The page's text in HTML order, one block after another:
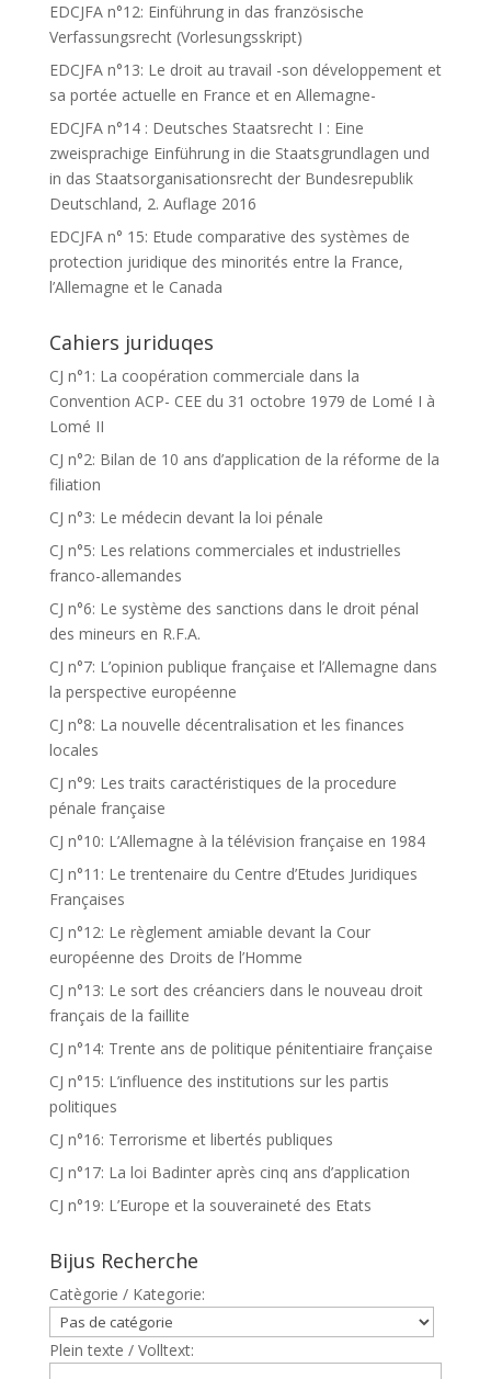
EDCJFA n°12: Einführung in das französische
Verfassungsrecht (Vorlesungsskript)
EDCJFA n°13: Le droit au travail -son développement et
sa portée actuelle en France et en Allemagne-
EDCJFA n°14 : Deutsches Staatsrecht I : Eine
zweisprachige Einführung in die Staatsgrundlagen und
in das Staatsorganisationsrecht der Bundesrepublik
Deutschland, 2. Auflage 2016
EDCJFA n° 15: Etude comparative des systèmes de
protection juridique des minorités entre la France,
l’Allemagne et le Canada
Cahiers juriduqes
CJ n°1: La coopération commerciale dans la
Convention ACP- CEE du 31 octobre 1979 de Lomé I à
Lomé II
CJ n°2: Bilan de 10 ans d’application de la réforme de la
filiation
CJ n°3: Le médecin devant la loi pénale
CJ n°5: Les relations commerciales et industrielles
franco-allemandes
CJ n°6: Le système des sanctions dans le droit pénal
des mineurs en R.F.A.
CJ n°7: L’opinion publique française et l’Allemagne dans
la perspective européenne
CJ n°8: La nouvelle décentralisation et les finances
locales
CJ n°9: Les traits caractéristiques de la procedure
pénale française
CJ n°10: L’Allemagne à la télévision française en 1984
CJ n°11: Le trentenaire du Centre d’Etudes Juridiques
Françaises
CJ n°12: Le règlement amiable devant la Cour
européenne des Droits de l’Homme
CJ n°13: Le sort des créanciers dans le nouveau droit
français de la faillite
CJ n°14: Trente ans de politique pénitentiaire française
CJ n°15: L’influence des institutions sur les partis
politiques
CJ n°16: Terrorisme et libertés publiques
CJ n°17: La loi Badinter après cinq ans d’application
CJ n°19: L’Europe et la souveraineté des Etats
Bijus Recherche
Catègorie / Kategorie:
Plein texte / Volltext: